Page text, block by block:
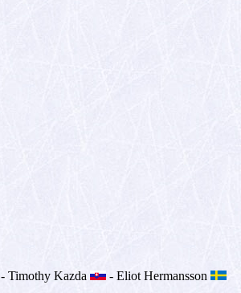
- Timothy Kazda - Eliot Hermansson